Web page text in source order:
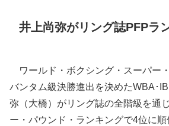
井上尚弥がリング誌PFPラ
ワールド・ボクシング・スーパー
バンタム級決勝進出を決めたWBA･
弥（大橋）がリング誌の全階級を通
ー・パウンド・ランキングで4位に順